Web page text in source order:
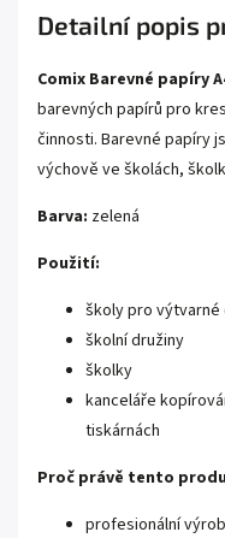
Detailní popis
Comix Barevné papíry
barevných papírů pro
činnosti. Barevné papíry
výchově ve školách,
Barva: zelená
Použití:
školy pro výtvarné
školní družiny
školky
kanceláře
tiskárnách
Proč právě tento
profesionální